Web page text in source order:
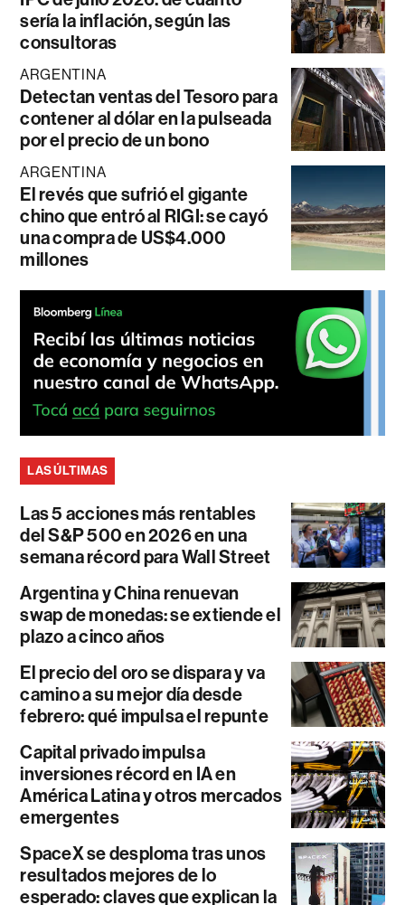
sería la inflación, según las
consultoras
ARGENTINA
Detectan ventas del Tesoro para
contener al dólar en la pulseada
por el precio de un bono
ARGENTINA
El revés que sufrió el gigante
chino que entró al RIGI: se cayó
una compra de US$4.000
millones
LAS ÚLTIMAS
Las 5 acciones más rentables
del S&P 500 en 2026 en una
semana récord para Wall Street
Argentina y China renuevan
swap de monedas: se extiende el
plazo a cinco años
El precio del oro se dispara y va
camino a su mejor día desde
febrero: qué impulsa el repunte
Capital privado impulsa
inversiones récord en IA en
América Latina y otros mercados
emergentes
SpaceX se desploma tras unos
resultados mejores de lo
esperado: claves que explican la